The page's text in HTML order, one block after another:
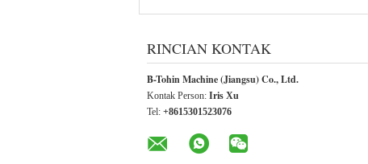
RINCIAN KONTAK
B-Tohin Machine (Jiangsu) Co., Ltd.
Kontak Person: Iris Xu
Tel: +8615301523076